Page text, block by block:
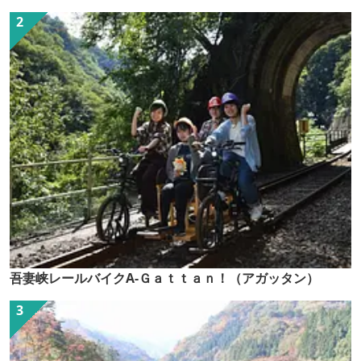
吾妻峡レールバイクA-Ｇａｔｔａｎ！（アガッタン）